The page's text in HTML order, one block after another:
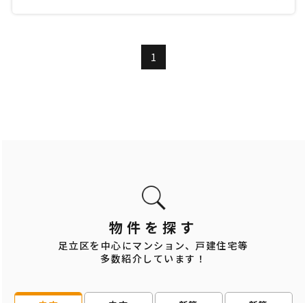
1
物件を探す
足立区を中心にマンション、戸建住宅等
多数紹介しています！